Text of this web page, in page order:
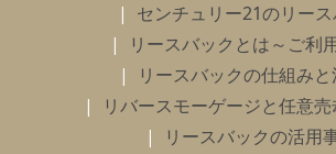
センチュリー21のリース
リースバックとは～ご利
リースバックの仕組み
リバースモーゲージと任意
リースバックの活用